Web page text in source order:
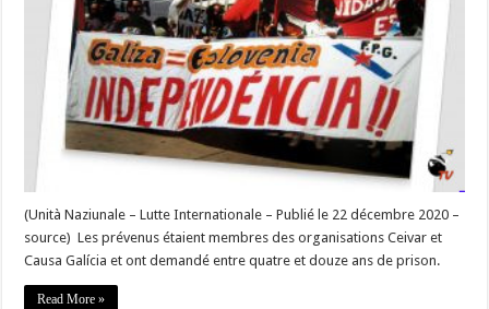
Causa
Galiza
et
Ceivar
jugés
par
la
Haute
Cour
nationale
acquittés »
–
#Corse
(Unità Naziunale – Lutte Internationale – Publié le 22 décembre 2020 –
source) Les prévenus étaient membres des organisations Ceivar et
Causa Galícia et ont demandé entre quatre et douze ans de prison.
Read More »